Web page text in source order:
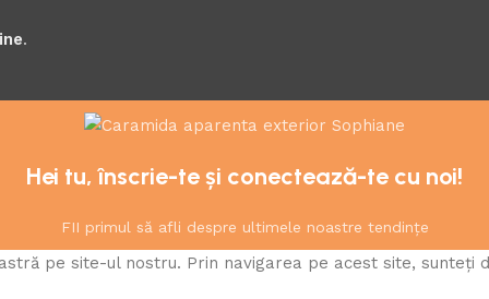
.
Hei tu, înscrie-te și conectează-te cu noi!
FII primul să afli despre ultimele noastre tendințe
pe site-ul nostru. Prin navigarea pe acest site, sunteți